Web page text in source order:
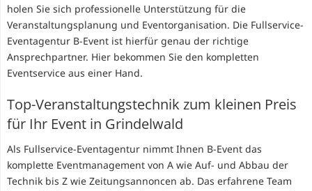
holen Sie sich professionelle Unterstützung für die
Veranstaltungsplanung und Eventorganisation. Die Fullservice-
Eventagentur B-Event ist hierfür genau der richtige
Ansprechpartner. Hier bekommen Sie den kompletten
Eventservice aus einer Hand.
Top-Veranstaltungstechnik zum kleinen Preis
für Ihr Event in Grindelwald
Als Fullservice-Eventagentur nimmt Ihnen B-Event das
komplette Eventmanagement von A wie Auf- und Abbau der
Technik bis Z wie Zeitungsannoncen ab. Das erfahrene Team